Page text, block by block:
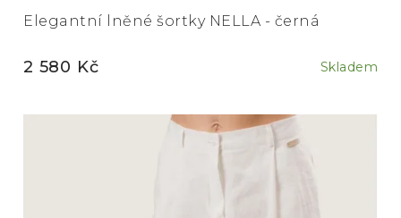
Elegantní lněné šortky NELLA - černá
Skladem
2 580 Kč